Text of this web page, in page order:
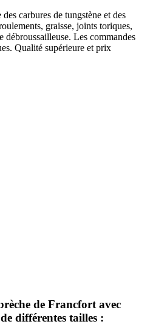
carbures de tungstène et des
graisse, joints toriques,
débroussailleuse. Les commandes
Qualité supérieure et prix
de Francfort avec
différentes tailles :